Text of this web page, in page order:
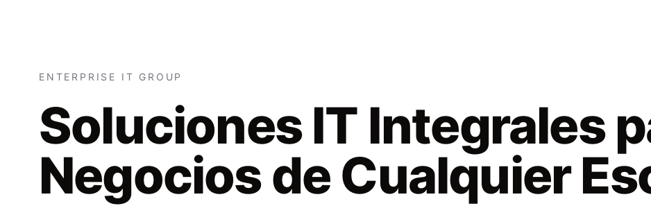
ENTERPRISE IT GROUP
Soluciones IT Integrales
Negocios de Cualquier